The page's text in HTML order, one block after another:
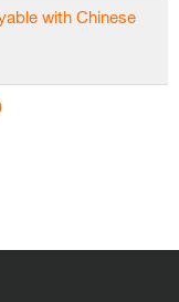
with Chinese